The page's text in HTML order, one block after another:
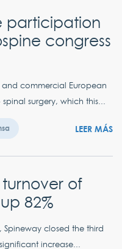
participation
congress
commercial European
surgery, which this...
LEER MÁS
of
82%
Spineway closed the third
increase...